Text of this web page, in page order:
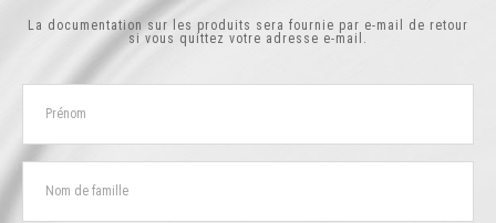
La documentation sur les produits sera fournie par e-mail de retour
si vous quittez votre adresse e-mail.